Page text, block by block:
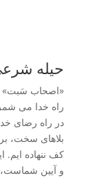
حیله
«اصحاب سَبت»
راه خدا می
در راه رضای
بلاهای سخت،
کف ننهاده ایم.
و آیین